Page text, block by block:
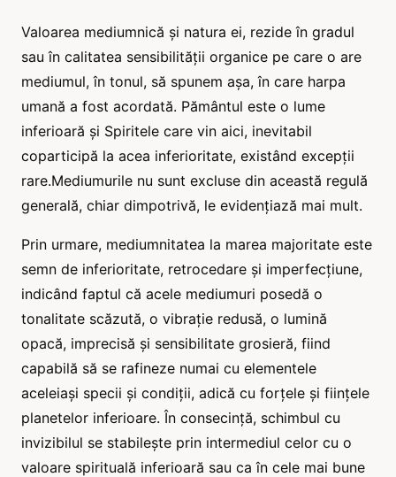
Valoarea mediumnică și natura ei, rezide în gradul
sau în calitatea sensibilității organice pe care o are
mediumul, în tonul, să spunem așa, în care harpa
umană a fost acordată. Pământul este o lume
inferioară și Spiritele care vin aici, inevitabil
coparticipă la acea inferioritate, existând excepții
rare.Mediumurile nu sunt excluse din această regulă
generală, chiar dimpotrivă, le evidențiază mai mult.
Prin urmare, mediumnitatea la marea majoritate este
semn de inferioritate, retrocedare și imperfecțiune,
indicând faptul că acele mediumuri posedă o
tonalitate scăzută, o vibrație redusă, o lumină
opacă, imprecisă și sensibilitate grosieră, fiind
capabilă să se rafineze numai cu elementele
aceleiași specii și condiții, adică cu forțele și ființele
planetelor inferioare. În consecință, schimbul cu
invizibilul se stabilește prin intermediul celor cu o
valoare spirituală inferioară sau ca în cele mai bune